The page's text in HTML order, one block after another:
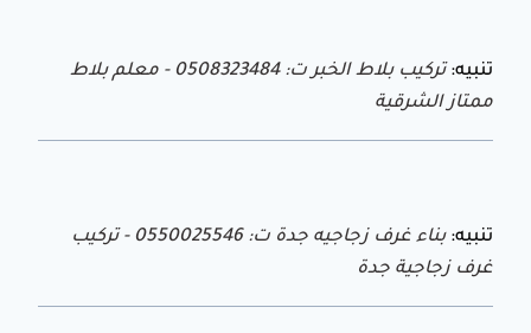
تنبيه:
تركيب بلاط الخبر ت: 0508323484 - معلم بلاط
ممتاز الشرقية
تنبيه:
بناء غرف زجاجيه جدة ت: 0550025546 - تركيب
غرف زجاجية جدة